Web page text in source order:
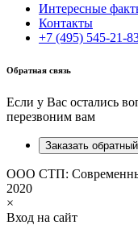
Интересные
Контакты
+7 (495) 545-21-
Обратная связь
Если у Вас остались
перезвоним вам
Заказать
ООО СТП:
2020
×
Вход на сайт